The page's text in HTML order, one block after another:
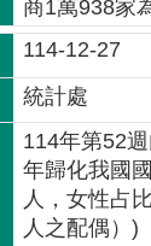
商1萬938家
114-12-27
統計處
114年第52
年歸化我國
人，女性占
人之配偶）)